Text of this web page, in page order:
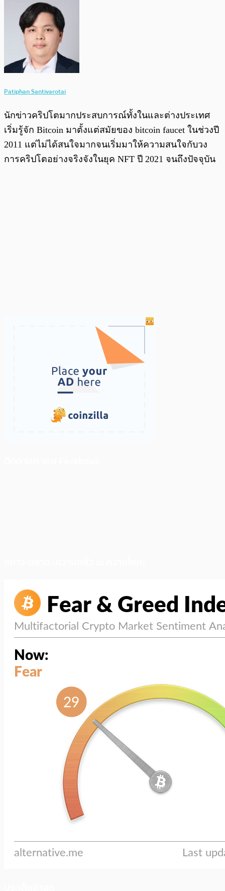
Patiphan Santivarotai
นักข่าวคริปโตมากประสบการณ์ทั้งในและต่างประเทศ
เริ่มรู้จัก Bitcoin มาตั้งแต่สมัยของ bitcoin faucet ในช่วงปี
2011 แต่ไม่ได้สนใจมากจนเริ่มมาให้ความสนใจกับวง
การคริปโตอย่างจริงจังในยุค NFT ปี 2021 จนถึงปัจจุบัน